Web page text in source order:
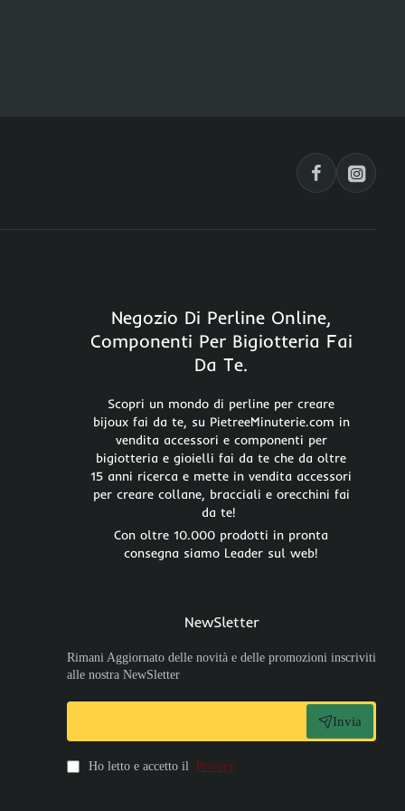
Negozio Di Perline Online,
Componenti Per Bigiotteria Fai
Da Te.
Scopri un mondo di perline per creare
bijoux fai da te, su PietreeMinuterie.com in
vendita accessori e componenti per
bigiotteria e gioielli fai da te che da oltre
15 anni ricerca e mette in vendita accessori
per creare collane, bracciali e orecchini fai
da te!
Con oltre 10.000 prodotti in pronta
consegna siamo Leader sul web!
NewSletter
Rimani Aggiornato delle novità e delle promozioni inscriviti
alle nostra NewSletter
Invia
Ho letto e accetto il Privacy